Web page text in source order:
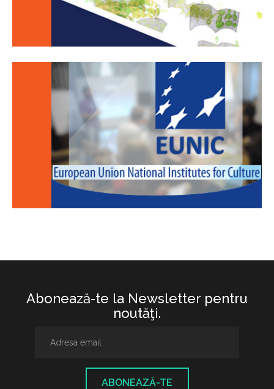
Abonează-te la Newsletter pentru
noutăţi.
ABONEAZĂ-TE